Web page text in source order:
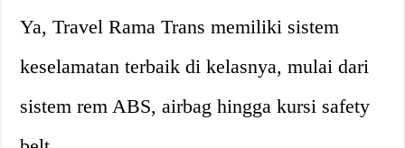
Ya, Travel Rama Trans memiliki sistem
keselamatan terbaik di kelasnya, mulai dari
sistem rem ABS, airbag hingga kursi safety